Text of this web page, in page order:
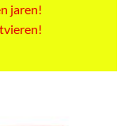
jaren!